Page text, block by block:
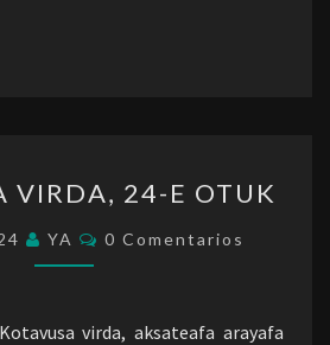
VIRDA,
24-
E
VIRDA, 24-E OTUK
YA Comentarios
0 Comentarios
Kotavusa virda, aksateafa arayafa